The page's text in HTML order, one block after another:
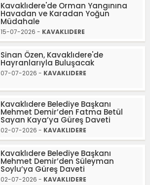
Kavaklıdere'de Orman Yangınına
Havadan ve Karadan Yoğun
Müdahale
15-07-2026 - KAVAKLIDERE
Sinan Özen, Kavaklıdere'de
Hayranlarıyla Buluşacak
07-07-2026 - KAVAKLIDERE
Kavaklıdere Belediye Başkanı
Mehmet Demir’den Fatma Betül
Sayan Kaya’ya Güreş Daveti
02-07-2026 - KAVAKLIDERE
Kavaklıdere Belediye Başkanı
Mehmet Demir’den Süleyman
Soylu’ya Güreş Daveti
02-07-2026 - KAVAKLIDERE